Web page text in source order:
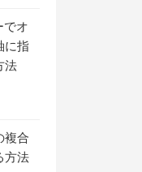
でオ
に指
法
複合
方法